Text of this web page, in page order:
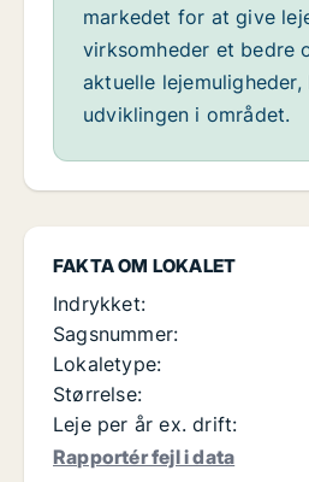
FAKTA OM LOKALET
Indrykket:
Sagsnummer:
Lokaletype:
Størrelse:
Leje per år ex. drift:
Rapportér fejl i data
markedet for at give
virksomheder et bedre
aktuelle lejemuligheder,
udviklingen i området.